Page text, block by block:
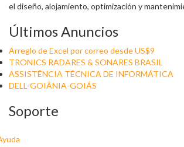
el diseño, alojamiento, optimización y
Últimos Anuncios
Arreglo de Excel por correo desde US$9
TRONICS RADARES & SONARES BRASIL
ASSISTÊNCIA TÉCNICA DE INFORMÁTICA
DELL-GOIÂNIA-GOIÁS
Soporte